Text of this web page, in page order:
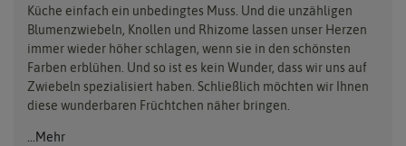
Küche einfach ein unbedingtes Muss. Und die unzähligen
Blumenzwiebeln, Knollen und Rhizome lassen unser Herzen
immer wieder höher schlagen, wenn sie in den schönsten
Farben erblühen. Und so ist es kein Wunder, dass wir uns auf
Zwiebeln spezialisiert haben. Schließlich möchten wir Ihnen
diese wunderbaren Früchtchen näher bringen.
...Mehr